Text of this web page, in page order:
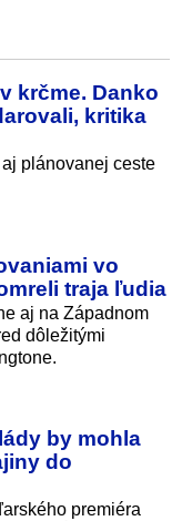
krčme. Danko
kritika
plánovanej ceste
vo
traja ľudia
aj na Západnom
dôležitými
by mohla
do
premiéra